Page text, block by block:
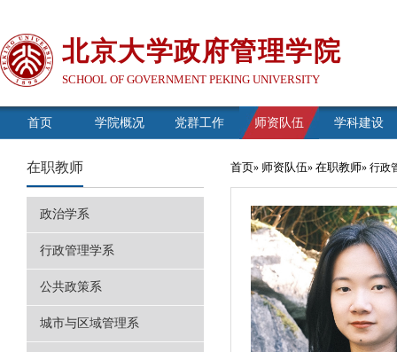
北京大学政府管理学院
SCHOOL OF GOVERNMENT PEKING UNIVERSITY
首页 学院概况 党群工作 师资队伍 学科建设
在职教师
政治学系
行政管理学系
公共政策系
城市与区域管理系
首页» 师资队伍» 在职教师» 行政